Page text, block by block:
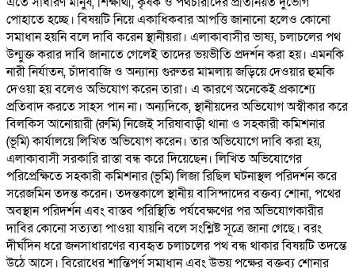
পোহাতে হচ্ছে। বিষয়টি নিয়ে একাধিকবার আপত্তি জানানো হলেও কোনো
সমাধান হয়নি বলে দাবি করেন স্থানীয়রা। এলাকাবাসীর ভাষ্য, চলাচলের পথ
উন্মুক্ত করার দাবি জানাতে গেলেই তাদের ভয়ভীতি প্রদর্শন করা হয়। এমনকি
নারী নির্যাতন, চাঁদাবাজি ও অন্যান্য গুরুতর মামলায় জড়িয়ে দেওয়ার হুমকি
দেওয়া হয় বলেও অভিযোগ করেন তারা। এ কারণে অনেকেই প্রকাশ্যে
প্রতিবাদ করতে সাহস পান না। অন্যদিকে, স্থানীয়দের অভিযোগ অস্বীকার করে
বিলকিস আনোয়ারী (রুমি) নিজেই সরিষাবাড়ী থানা ও সহকারী কমিশনার
(ভূমি) কার্যালয়ে লিখিত অভিযোগ করেন। তার অভিযোগে দাবি করা হয়,
এলাকাবাসী সরকারি রাস্তা বন্ধ করে দিয়েছেন। লিখিত অভিযোগের
পরিপ্রেক্ষিতে সহকারী কমিশনার (ভূমি) লিজা রিছিল ঘটনাস্থল পরিদর্শন করে
সরেজমিন তদন্ত করেন। তদন্তকালে স্থানীয় বাসিন্দাদের বক্তব্য শোনা, পথের
অবস্থান পরিদর্শন এবং বাস্তব পরিস্থিতি পর্যবেক্ষণের পর অভিযোগকারীর
দাবির কোনো সত্যতা পাওয়া যায়নি বলে সংশ্লিষ্ট সূত্রে জানা গেছে। বরং
দীর্ঘদিন ধরে জনসাধারণের ব্যবহৃত চলাচলের পথ বন্ধ থাকার বিষয়টি তদন্তে
উঠে আসে। বিরোধের শান্তিপূর্ণ সমাধান এবং উভয় পক্ষের বক্তব্য শোনার